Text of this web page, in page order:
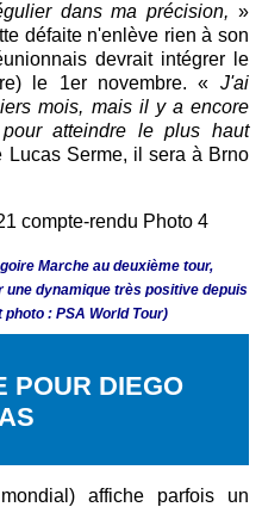
dans ma précision, »
défaite n'enlève rien à son
devrait intégrer le
le 1er novembre. « J'ai
mois, mais il y a encore
atteindre le plus haut
Lucas Serme, il sera à Brno
Marche au deuxième tour,
dynamique très positive depuis
: PSA World Tour)
POUR DIEGO
affiche parfois un